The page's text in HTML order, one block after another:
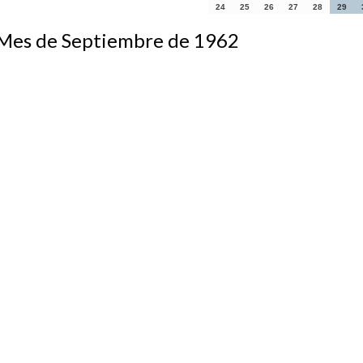
24 25 26 27 28 29
de Septiembre de 1962